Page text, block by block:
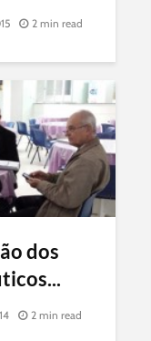
2 min read
dos
2 min read